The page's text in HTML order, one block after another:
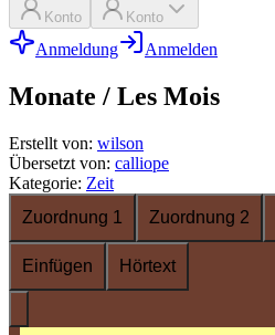
Konto Konto
Anmeldung Anmelden
Monate / Les Mois
Erstellt von: wilson
Übersetzt von: calliope
Kategorie: Zeit
Zuordnung 1
Zuordnung 2
Einfügen Hörtext